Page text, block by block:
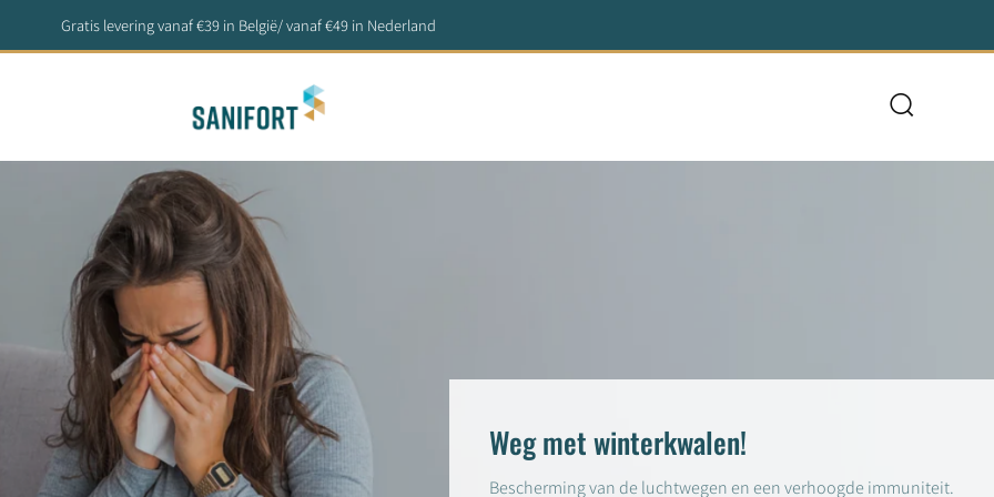
Gratis levering vanaf €39 in België/ vanaf €49 in Nederland
Weg met winterkwalen!
Bescherming van de luchtwegen en een verhoogde immuniteit.